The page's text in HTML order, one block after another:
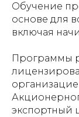
Обучение
основе для
включая
Программы
экспортный